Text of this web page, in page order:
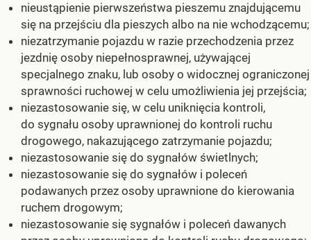
nieustąpienie pierwszeństwa pieszemu znajdującemu
się na przejściu dla pieszych albo na nie wchodzącemu;
niezatrzymanie pojazdu w razie przechodzenia przez
jezdnię osoby niepełnosprawnej, używającej
specjalnego znaku, lub osoby o widocznej ograniczonej
sprawności ruchowej w celu umożliwienia jej przejścia;
niezastosowanie się, w celu uniknięcia kontroli,
do sygnału osoby uprawnionej do kontroli ruchu
drogowego, nakazującego zatrzymanie pojazdu;
niezastosowanie się do sygnałów świetlnych;
niezastosowanie się do sygnałów i poleceń
podawanych przez osoby uprawnione do kierowania
ruchem drogowym;
niezastosowanie się sygnałów i poleceń dawanych